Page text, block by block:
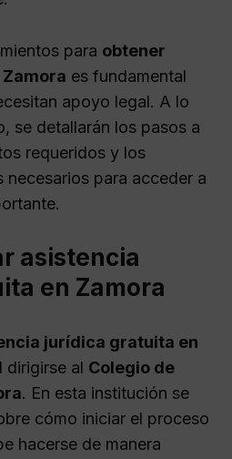
para obtener
es fundamental
apoyo legal. A lo
se detallarán los pasos a
requeridos y los
para acceder a
asistencia
en Zamora
jurídica gratuita en
dirigirse al Colegio de
. En esta institución se
cómo iniciar el proceso
hacerse de manera